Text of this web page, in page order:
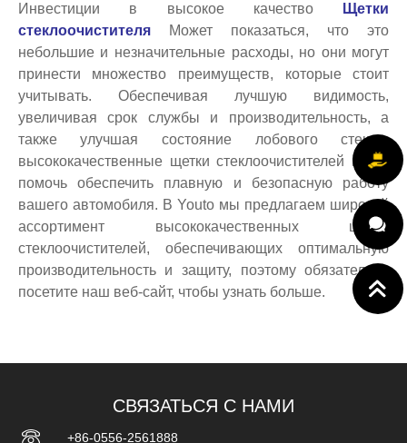
Инвестиции в высокое качество
Щетки
стеклоочистителя
Может показаться, что это
небольшие и незначительные расходы, но они могут
принести множество преимуществ, которые стоит
учитывать. Обеспечивая лучшую видимость,
увеличивая срок службы и производительность, а
также улучшая состояние лобового стекла,
высококачественные щетки стеклоочистителей могут
помочь обеспечить плавную и безопасную работу
вашего автомобиля. В Youto мы предлагаем широкий
ассортимент высококачественных щеток
стеклоочистителей, обеспечивающих оптимальную
производительность и защиту, поэтому обязательно
посетите наш веб-сайт, чтобы узнать больше.
СВЯЗАТЬСЯ С НАМИ
+86-0556-2561888